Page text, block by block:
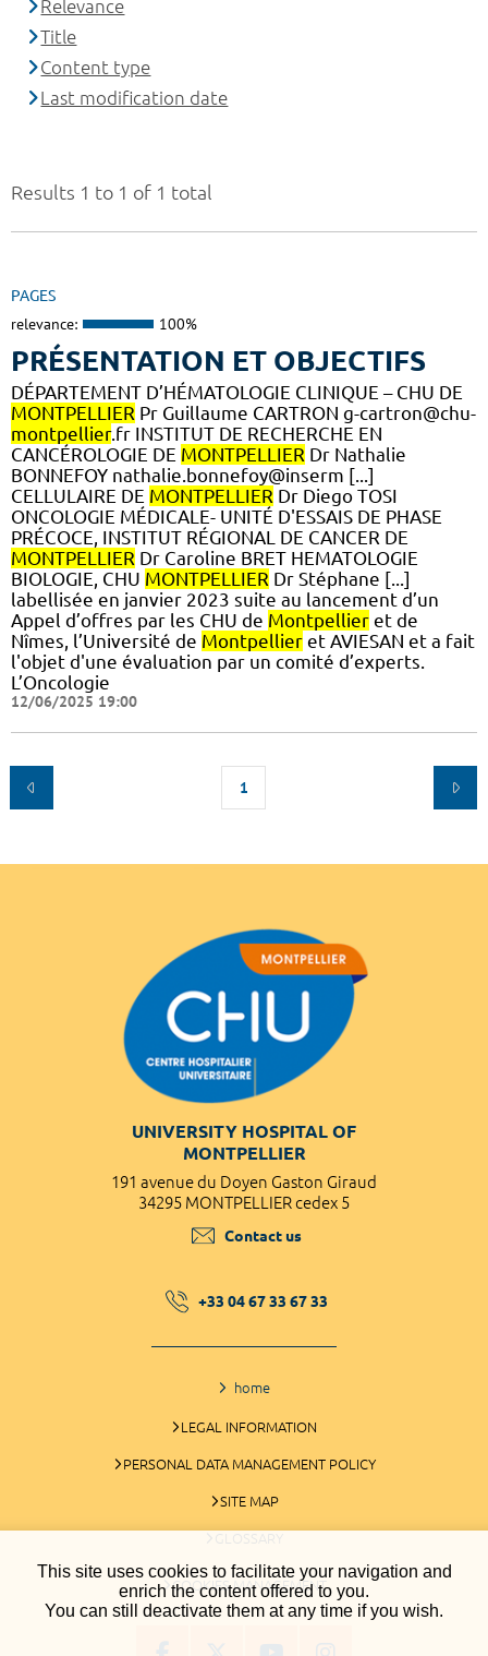
This site uses cookies to facilitate your navigation and
enrich the content offered to you.
You can still deactivate them at any time if you wish.
Results 1 to 1 of 1 total
PAGES
relevance: 100%
PRÉSENTATION ET OBJECTIFS
DÉPARTEMENT D’HÉMATOLOGIE CLINIQUE – CHU DE
MONTPELLIER Pr Guillaume CARTRON g-cartron@chu-
montpellier.fr INSTITUT DE RECHERCHE EN
CANCÉROLOGIE DE MONTPELLIER Dr Nathalie
BONNEFOY nathalie.bonnefoy@inserm [...]
CELLULAIRE DE MONTPELLIER Dr Diego TOSI
ONCOLOGIE MÉDICALE- UNITÉ D'ESSAIS DE PHASE
PRÉCOCE, INSTITUT RÉGIONAL DE CANCER DE
MONTPELLIER Dr Caroline BRET HEMATOLOGIE
BIOLOGIE, CHU MONTPELLIER Dr Stéphane [...]
labellisée en janvier 2023 suite au lancement d’un
Appel d’offres par les CHU de Montpellier et de
Nîmes, l’Université de Montpellier et AVIESAN et a fait
l'objet d'une évaluation par un comité d’experts.
L’Oncologie
12/06/2025 19:00
1
Relevance
Title
Content type
Last modification date
UNIVERSITY HOSPITAL OF
MONTPELLIER
191 avenue du Doyen Gaston Giraud
34295 MONTPELLIER cedex 5
Contact us
+33 04 67 33 67 33
home
LEGAL INFORMATION
PERSONAL DATA MANAGEMENT POLICY
SITE MAP
GLOSSARY
COOKIES MANAGEMENT